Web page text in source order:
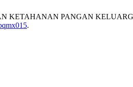
KETAHANAN PANGAN
.